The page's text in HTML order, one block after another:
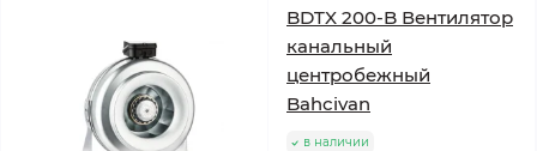
BDTX 200-B Вентилятор
канальный
центробежный
Bahcivan
в наличии